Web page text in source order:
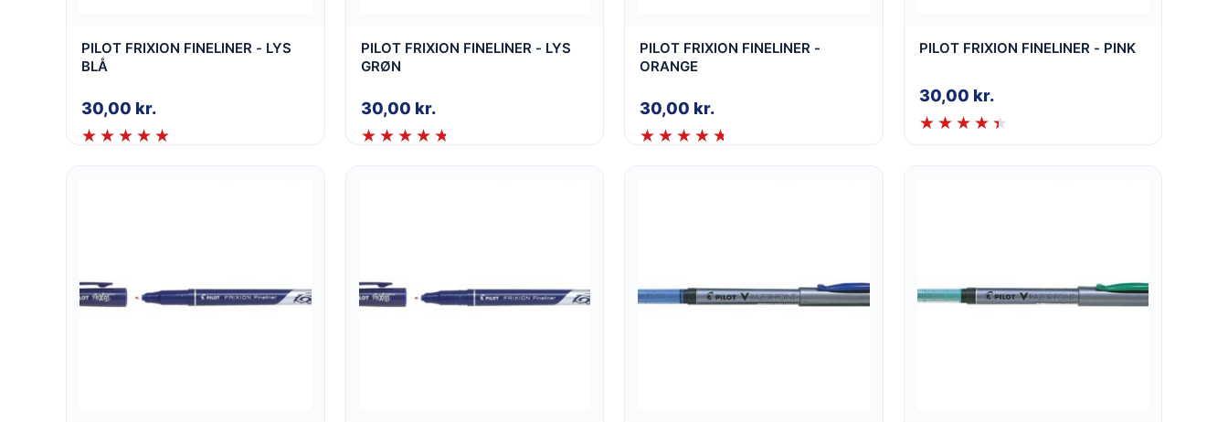
PILOT FRIXION FINELINER - LYS
BLÅ
30,00 kr.
PILOT FRIXION FINELINER - LYS
GRØN
30,00 kr.
PILOT FRIXION FINELINER -
ORANGE
30,00 kr.
PILOT FRIXION FINELINER - PINK
30,00 kr.